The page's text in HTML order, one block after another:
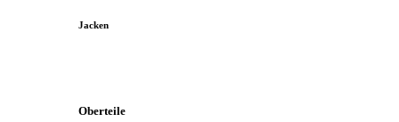
Jacken
Oberteile